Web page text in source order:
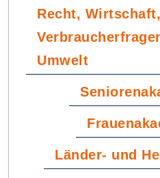
Recht, Wirtschaft,
Umwelt
Länder- und